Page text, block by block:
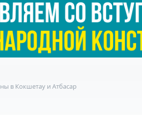
в Кокшетау и Атбасар